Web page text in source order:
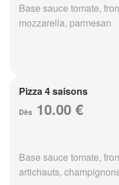
Base sauce tomate,
mozzarella, parmesan
Pizza 4 saisons
Dès 10.00 €
Base sauce tomate,
artichauts,